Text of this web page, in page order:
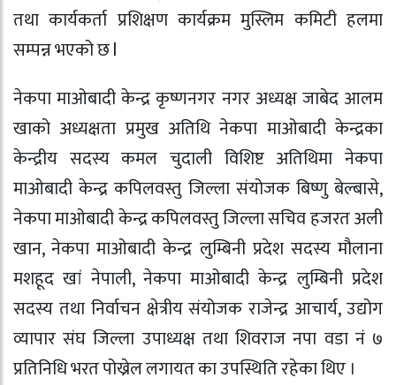
तथा कार्यकर्ता प्रशिक्षण कार्यक्रम मुस्लिम कमिटी हलमा
सम्पन्न भएको छ l
नेकपा माओबादी केन्द्र कृष्णनगर नगर अध्यक्ष जाबेद आलम
खाको अध्यक्षता प्रमुख अतिथि नेकपा माओबादी केन्द्रका
केन्द्रीय सदस्य कमल चुदाली विशिष्ट अतिथिमा नेकपा
माओबादी केन्द्र कपिलवस्तु जिल्ला संयोजक बिष्णु बेल्बासे,
नेकपा माओबादी केन्द्र कपिलवस्तु जिल्ला सचिव हजरत अली
खान, नेकपा माओबादी केन्द्र लुम्बिनी प्रदेश सदस्य मौलाना
मशहूद खां नेपाली, नेकपा माओबादी केन्द्र लुम्बिनी प्रदेश
सदस्य तथा निर्वाचन क्षेत्रीय संयोजक राजेन्द्र आचार्य, उद्योग
व्यापार संघ जिल्ला उपाध्यक्ष तथा शिवराज नपा वडा नं ७
प्रतिनिधि भरत पोख्रेल लगायत का उपस्थिति रहेका थिए ।